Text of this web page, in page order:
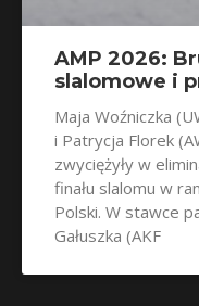
AMP 2026:
slalomowe i
Maja Woźniczka
i Patrycja Florek
zwyciężyły w
finału slalomu w
Polski. W stawce
Gałuszka (AKF